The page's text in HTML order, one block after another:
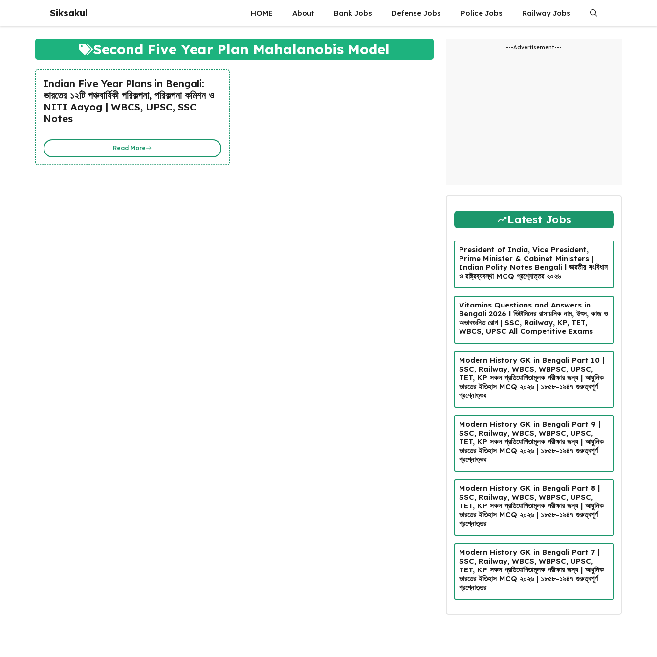
content
Siksakul HOME About Bank Jobs Defense Jobs Police Jobs Railway Jobs
Second Five Year Plan Mahalanobis Model
Indian Five Year Plans in Bengali:
ভারতের ১২টি পঞ্চবার্ষিকী পরিকল্পনা, পরিকল্পনা কমিশন ও
NITI Aayog | WBCS, UPSC, SSC
Notes
Read More
---Advertisement---
Latest Jobs
President of India, Vice President,
Prime Minister & Cabinet Ministers |
Indian Polity Notes Bengali l ভারতীয় সংবিধান
ও রাষ্ট্রব্যবস্থা MCQ প্রশ্নোত্তর ২০২৬
Vitamins Questions and Answers in
Bengali 2026 l ভিটামিনের রাসায়নিক নাম, উৎস, কাজ ও
অভাবজনিত রোগ | SSC, Railway, KP, TET,
WBCS, UPSC All Competitive Exams
Modern History GK in Bengali Part 10 |
SSC, Railway, WBCS, WBPSC, UPSC,
TET, KP সকল প্রতিযোগিতামূলক পরীক্ষার জন্য | আধুনিক
ভারতের ইতিহাস MCQ ২০২৬ | ১৮৫৮-১৯৪৭ গুরুত্বপূর্ণ
প্রশ্নোত্তর
Modern History GK in Bengali Part 9 |
SSC, Railway, WBCS, WBPSC, UPSC,
TET, KP সকল প্রতিযোগিতামূলক পরীক্ষার জন্য | আধুনিক
ভারতের ইতিহাস MCQ ২০২৬ | ১৮৫৮-১৯৪৭ গুরুত্বপূর্ণ
প্রশ্নোত্তর
Modern History GK in Bengali Part 8 |
SSC, Railway, WBCS, WBPSC, UPSC,
TET, KP সকল প্রতিযোগিতামূলক পরীক্ষার জন্য | আধুনিক
ভারতের ইতিহাস MCQ ২০২৬ | ১৮৫৮-১৯৪৭ গুরুত্বপূর্ণ
প্রশ্নোত্তর
Modern History GK in Bengali Part 7 |
SSC, Railway, WBCS, WBPSC, UPSC,
TET, KP সকল প্রতিযোগিতামূলক পরীক্ষার জন্য | আধুনিক
ভারতের ইতিহাস MCQ ২০২৬ | ১৮৫৮-১৯৪৭ গুরুত্বপূর্ণ
প্রশ্নোত্তর